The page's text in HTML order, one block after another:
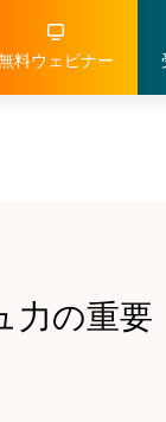
料ウェビナー
力の重要